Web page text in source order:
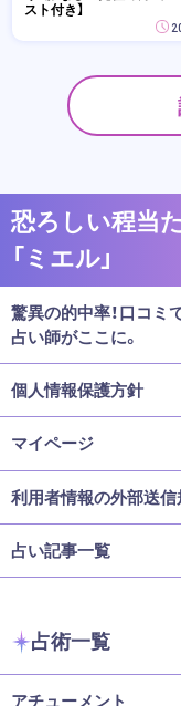
スト付き】
恐ろしい程当
「ミエル」
驚異の的中率！口コミ
占い師がここに。
個人情報保護方針
マイページ
利用者情報の外部送
占い記事一覧
占術一覧
アチューメント